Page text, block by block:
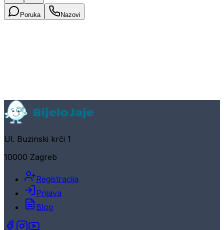
Poruka Nazovi
Ul. Buzinski krči 1
10000 Zagreb
Registracija
Prijava
Blog